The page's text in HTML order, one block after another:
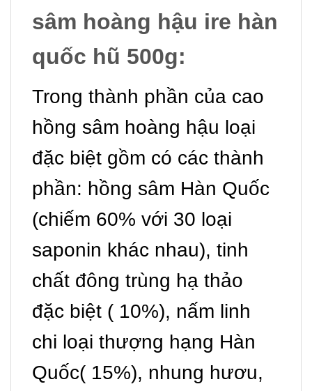
sâm hoàng hậu ire hàn
quốc hũ 500g:
Trong thành phần của cao
hồng sâm hoàng hậu loại
đặc biệt gồm có các thành
phần: hồng sâm Hàn Quốc
(chiếm 60% với 30 loại
saponin khác nhau), tinh
chất đông trùng hạ thảo
đặc biệt ( 10%), nấm linh
chi loại thượng hạng Hàn
Quốc( 15%), nhung hươu,